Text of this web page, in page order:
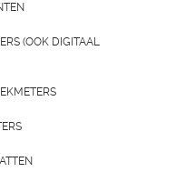
(OOK DIGITAAL